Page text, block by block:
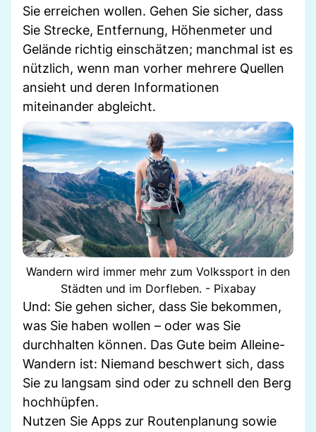
Sie erreichen wollen. Gehen Sie sicher, dass
Sie Strecke, Entfernung, Höhenmeter und
Gelände richtig einschätzen; manchmal ist es
nützlich, wenn man vorher mehrere Quellen
ansieht und deren Informationen
miteinander abgleicht.
Wandern wird immer mehr zum Volkssport in den
Städten und im Dorfleben. - Pixabay
Und: Sie gehen sicher, dass Sie bekommen,
was Sie haben wollen – oder was Sie
durchhalten können. Das Gute beim Alleine-
Wandern ist: Niemand beschwert sich, dass
Sie zu langsam sind oder zu schnell den Berg
hochhüpfen.
Nutzen Sie Apps zur Routenplanung sowie